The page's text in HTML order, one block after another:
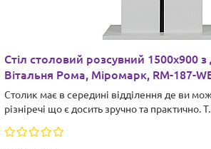
Стіл столовий розсувний 1500х900
Вітальня Рома, Міромарк, RM-187-
Столик має в середині відділення де ви
різніречі що є досить зручно та практично.